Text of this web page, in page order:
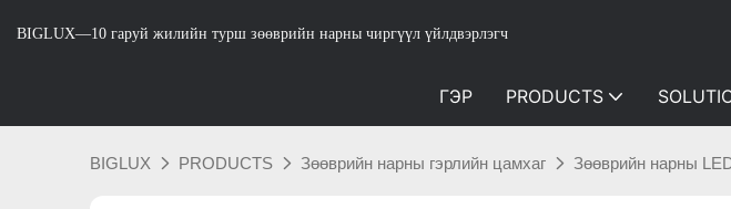
BIGLUX—10 гаруй жилийн турш зөөврийн нарны чиргүүл үйлдвэрлэгч
ГЭР PRODUCTS
BIGLUX PRODUCTS Зөөврийн нарны гэрлийн цамхаг Зөөврийн нарны